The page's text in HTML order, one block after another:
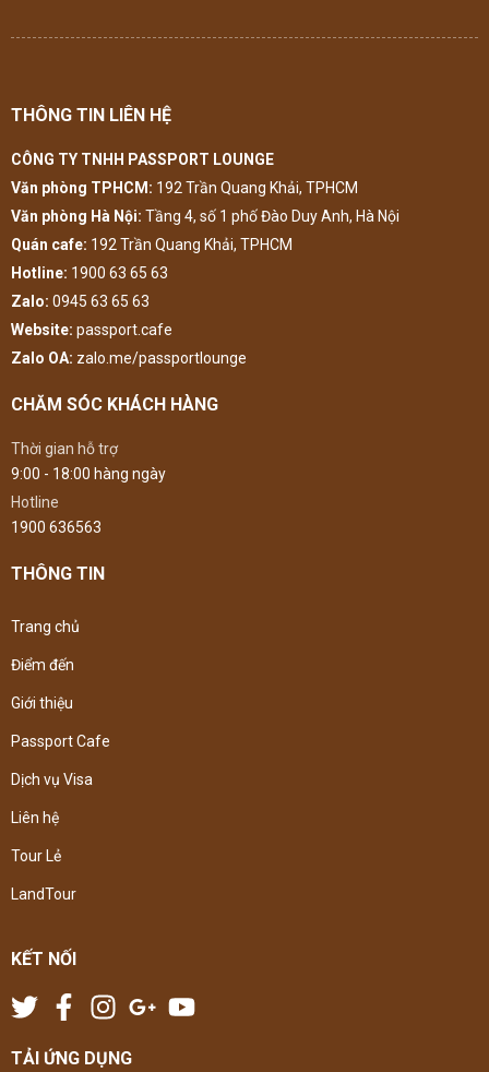
THÔNG TIN LIÊN HỆ
CÔNG TY TNHH PASSPORT LOUNGE
Văn phòng TPHCM: 192 Trần Quang Khải, TPHCM
Văn phòng Hà Nội: Tầng 4, số 1 phố Đào Duy Anh, Hà Nội
Quán cafe: 192 Trần Quang Khải, TPHCM
Hotline: 1900 63 65 63
Zalo: 0945 63 65 63
Website: passport.cafe
Zalo OA: zalo.me/passportlounge
CHĂM SÓC KHÁCH HÀNG
Thời gian hỗ trợ
9:00 - 18:00 hàng ngày
Hotline
1900 636563
THÔNG TIN
Trang chủ
Điểm đến
Giới thiệu
Passport Cafe
Dịch vụ Visa
Liên hệ
Tour Lẻ
LandTour
KẾT NỐI
TẢI ỨNG DỤNG